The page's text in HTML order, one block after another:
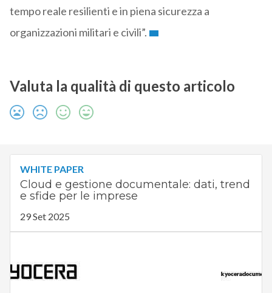
tempo reale resilienti e in piena sicurezza a
organizzazioni militari e civili”.
Valuta la qualità di questo articolo
WHITE PAPER
Cloud e gestione documentale: dati, trend
e sfide per le imprese
29 Set 2025